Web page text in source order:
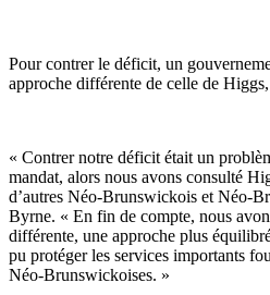
Pour contrer le déficit, un
approche différente de celle de
« Contrer notre déficit était un
mandat, alors nous avons consulté
d’autres Néo-Brunswickois et Néo-
Byrne. « En fin de compte, nous
différente, une approche plus
pu protéger les services importants
Néo-Brunswickoises. »